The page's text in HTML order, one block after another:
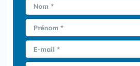
Nom *
Prénom *
E-mail *